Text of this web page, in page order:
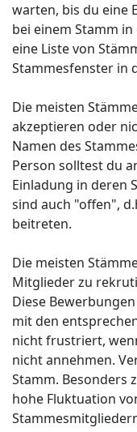
warten, bis du eine
bei einem Stamm
eine Liste von
Stammesfenster in
Die meisten
akzeptieren oder
Namen des
Person solltest du
Einladung in deren
sind auch "offen",
beitreten.
Die meisten
Mitglieder zu
Diese
mit den
nicht frustriert,
nicht annehmen.
Stamm. Besonders
hohe Fluktuation